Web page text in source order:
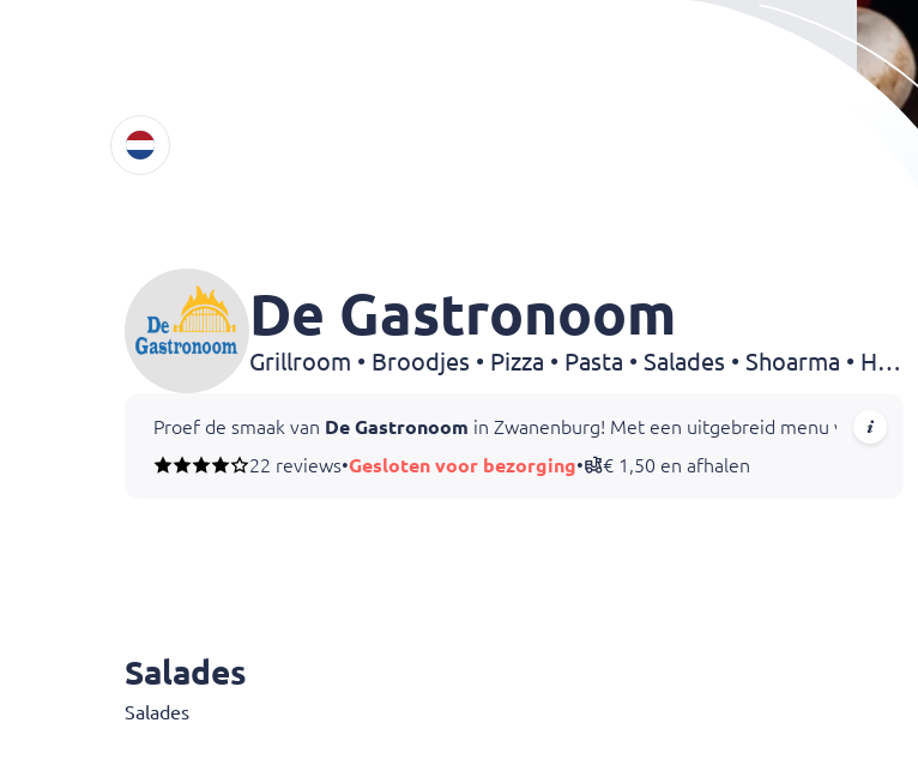
De Gastronoom
Grillroom • Broodjes • Pizza • Pasta • Salades • Shoarma • Halal • Kapsalon • Döner • Wraps • Dürüm • Kebab • Drankjes
Proef de smaak van De Gastronoom in Zwanenburg! Met een uitgebreid menu vol
22 reviews•Gesloten voor bezorging• € 1,50 en afhalen
Salades
Salades